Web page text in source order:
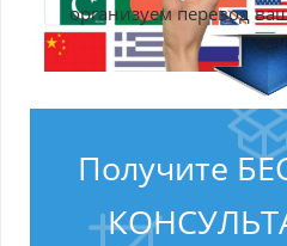
организуем перевод
Получите